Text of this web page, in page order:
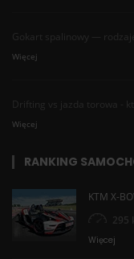
Gokart spalinowy —
Więcej
Drifting vs jazda torowa -
Więcej
RANKING
KTM X-
295
Więcej